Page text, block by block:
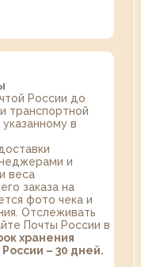
России до
транспортной
в
и
веса
заказа на
фото чека и
Отслеживать
Почты России в
хранения
– 30 дней.